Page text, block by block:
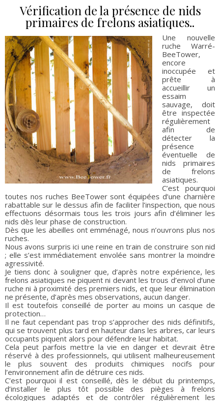
Vérification de la présence de nids
primaires de frelons asiatiques..
Une nouvelle
ruche Warré-
BeeTower,
encore
inoccupée et
prête à
accueillir un
essaim
sauvage, doit
être inspectée
régulièrement
afin de
détecter la
présence
éventuelle de
nids primaires
de frelons
asiatiques.
C’est pourquoi
toutes nos ruches BeeTower sont équipées d’une charnière
rabattable sur le dessus afin de faciliter l’inspection, que nous
effectuons désormais tous les trois jours afin d’éliminer les
nids dès leur phase de construction.
Dès que les abeilles ont emménagé, nous n’ouvrons plus nos
ruches.
Nous avons surpris ici une reine en train de construire son nid
; elle s’est immédiatement envolée sans montrer la moindre
agressivité.
Je tiens donc à souligner que, d’après notre expérience, les
frelons asiatiques ne piquent ni devant les trous d’envol d’une
ruche ni à proximité des premiers nids, et que leur élimination
ne présente, d’après mes observations, aucun danger.
Il est toutefois conseillé de porter au moins un casque de
protection…
Il ne faut cependant pas trop s’approcher des nids définitifs,
qui se trouvent plus tard en hauteur dans les arbres, car leurs
occupants piquent alors pour défendre leur habitat.
Cela peut parfois mettre la vie en danger et devrait être
réservé à des professionnels, qui utilisent malheureusement
le plus souvent des produits chimiques nocifs pour
l’environnement afin de détruire ces nids.
C’est pourquoi il est conseillé, dès le début du printemps,
d’installer le plus tôt possible des pièges à frelons
écologiques adaptés et de contrôler régulièrement les